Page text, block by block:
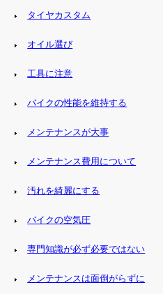
タイヤカスタム
オイル選び
工具に注意
バイクの性能を維持する
メンテナンスが大事
メンテナンス費用について
汚れを綺麗にする
バイクの空気圧
専門知識が必ず必要ではない
メンテナンスは面倒がらずに